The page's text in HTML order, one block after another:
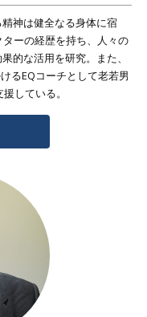
神は健全なる身体に宿
ーの経歴を持ち、人々の
的な活用を研究。また、
るEQコーチとして老若男
している。